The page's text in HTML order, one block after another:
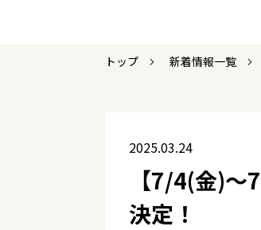
トップ 新着情報一覧
2025.03.24
【7/4(金)～
決定！